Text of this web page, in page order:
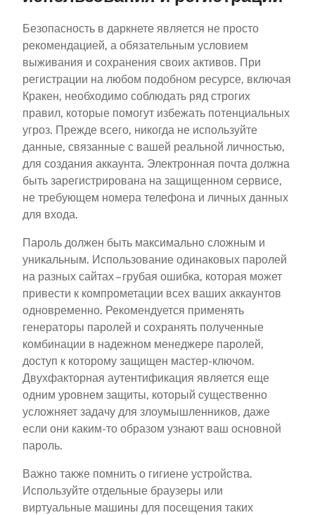
Безопасность в даркнете является не просто
рекомендацией, а обязательным условием
выживания и сохранения своих активов. При
регистрации на любом подобном ресурсе, включая
Кракен, необходимо соблюдать ряд строгих
правил, которые помогут избежать потенциальных
угроз. Прежде всего, никогда не используйте
данные, связанные с вашей реальной личностью,
для создания аккаунта. Электронная почта должна
быть зарегистрирована на защищенном сервисе,
не требующем номера телефона и личных данных
для входа.
Пароль должен быть максимально сложным и
уникальным. Использование одинаковых паролей
на разных сайтах – грубая ошибка, которая может
привести к компрометации всех ваших аккаунтов
одновременно. Рекомендуется применять
генераторы паролей и сохранять полученные
комбинации в надежном менеджере паролей,
доступ к которому защищен мастер-ключом.
Двухфакторная аутентификация является еще
одним уровнем защиты, который существенно
усложняет задачу для злоумышленников, даже
если они каким-то образом узнают ваш основной
пароль.
Важно также помнить о гигиене устройства.
Используйте отдельные браузеры или
виртуальные машины для посещения таких